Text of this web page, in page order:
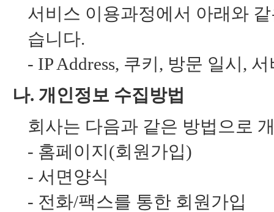
서비스 이용과정에서 아래와
습니다.
- IP Address, 쿠키, 방문 일시,
나. 개인정보 수집방법
회사는 다음과 같은 방법으로
- 홈페이지(회원가입)
- 서면양식
- 전화/팩스를 통한 회원가입